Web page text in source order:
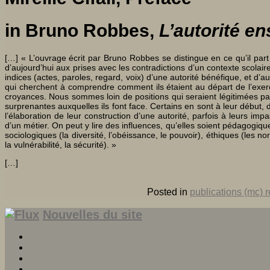
in Bruno Robbes, L’autorité
[…] « L’ouvrage écrit par Bruno Robbes se distingue en ce qu’il
d’aujourd’hui aux prises avec les contradictions d’un contexte
indices (actes, paroles, regard, voix) d’une autorité bénéfique, et
qui cherchent à comprendre comment ils étaient au départ de
croyances. Nous sommes loin de positions qui seraient légitimées
surprenantes auxquelles ils font face. Certains en sont à leur
l’élaboration de leur construction d’une autorité, parfois à leurs
d’un métier. On peut y lire des influences, qu’elles soient
sociologiques (la diversité, l’obéissance, le pouvoir), éthiques (les
la vulnérabilité, la sécurité). »
[…]
Posted in publications (mc)
Nouvelles du site